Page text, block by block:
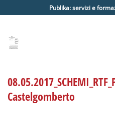
ai
Publika: servizi e
Castelgomberto